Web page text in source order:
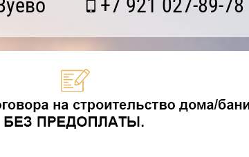
+7 921 027-89-78